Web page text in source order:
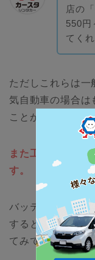
店の
550円
てくれ
ただしこれらは一
気自動車の場合は
ことがあるでしょ
また工賃に加えて
す。
バッテリーの購入
すると交換工賃は
てみてもいいでし